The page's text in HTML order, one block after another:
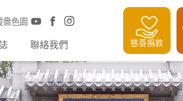
嗇色園
聯絡我們 慈善捐款